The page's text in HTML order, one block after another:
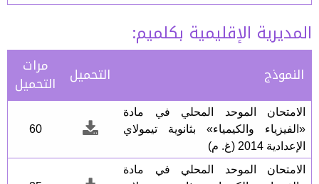
المديرية الإقليمية بكلميم:
النموذج التحميل مرات
التحميل
الامتحان الموحد المحلي في مادة
«الفيزياء والكيمياء» بثانوية تيمولاي
الإعدادية 2014 (غ. م)
60
الامتحان الموحد المحلي في مادة